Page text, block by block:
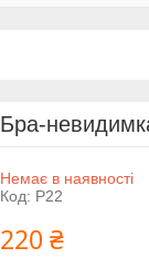
Бра-
Немає в наявності
Код: Р22
220 ₴